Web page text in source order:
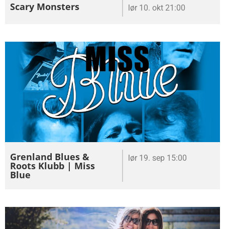
Scary Monsters lør 10. okt 21:00
Grenland Blues &
Roots Klubb | Miss
Blue
lør 19. sep 15:00